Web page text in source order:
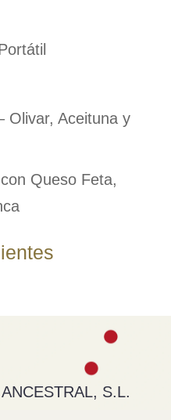
Olivar, Aceituna y
Queso Feta,
S.L.